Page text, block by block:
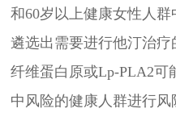
和60岁以上健康女性人
遴选出需要进行他汀治疗
纤维蛋白原或Lp-PLA2可
中风险的健康人群进行